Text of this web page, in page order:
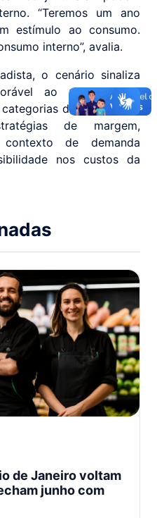
“Teremos um ano
estímulo ao consumo.
interno”, avalia.
o cenário sinaliza
ao planejamento
de proteínas e
de margem,
de demanda
nos custos da
de Janeiro voltam
junho com